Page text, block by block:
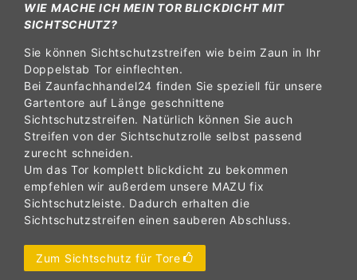
WIE MACHE ICH MEIN TOR BLICKDICHT MIT
SICHTSCHUTZ?
Sie können Sichtschutzstreifen wie beim Zaun in Ihr
Doppelstab Tor einflechten.
Bei Zaunfachhandel24 finden Sie speziell für unsere
Gartentore auf Länge geschnittene
Sichtschutzstreifen. Natürlich können Sie auch
Streifen von der Sichtschutzrolle selbst passend
zurecht schneiden.
Um das Tor komplett blickdicht zu bekommen
empfehlen wir außerdem unsere MAZU fix
Sichtschutzleiste. Dadurch erhalten die
Sichtschutzstreifen einen sauberen Abschluss.
Zum Sichtschutz für Tore